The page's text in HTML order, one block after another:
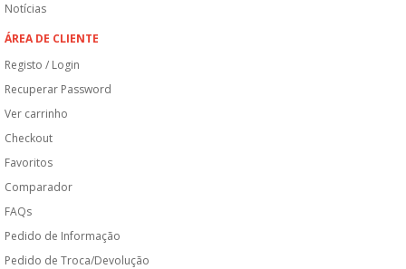
Notícias
ÁREA DE CLIENTE
Registo / Login
Recuperar Password
Ver carrinho
Checkout
Favoritos
Comparador
FAQs
Pedido de Informação
Pedido de Troca/Devolução